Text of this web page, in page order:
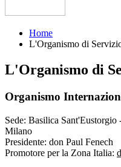
Home
L'Organismo di
L'Organismo di
Organismo
Sede: Basilica Sant'Eustorgio
Milano
Presidente: don Paul Fenech
Promotore per la Zona Italia: